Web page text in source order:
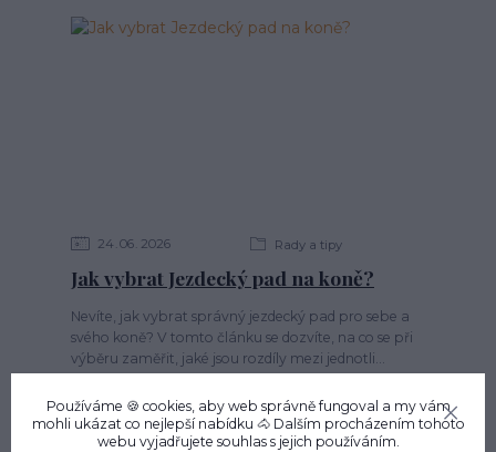
24 06 2026 Rady a tipy
Jak vybrat Jezdecký pad na koně?
Nevíte, jak vybrat správný jezdecký pad pro sebe a
svého koně? V tomto článku se dozvíte, na co se při
výběru zaměřit, jaké jsou rozdíly mezi jednotli...
Používáme 🍪 cookies, aby web správně fungoval a my vám
mohli ukázat co nejlepší nabídku 🐴 Dalším procházením tohoto
webu vyjadřujete souhlas s jejich používáním.